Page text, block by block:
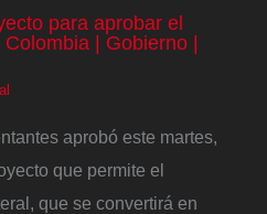
para aprobar el
| Gobierno |
aprobó este martes,
que permite el
que se convertirá en